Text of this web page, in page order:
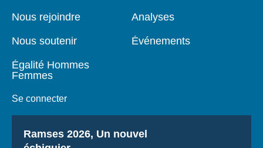
Nous rejoindre
Nous soutenir
Égalité Hommes
Femmes
Se connecter
Analyses
Événements
Titre
Ramses 2026, Un nouvel